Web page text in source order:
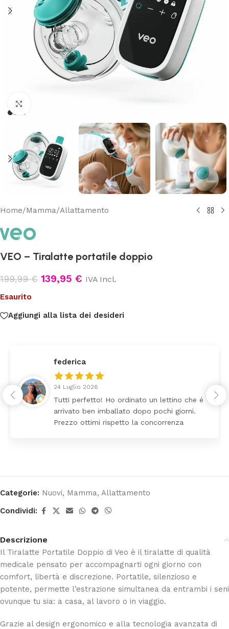
Home/Mamma/Allattamento
VEO – Tiralatte portatile doppio
199,99€ 139,95 € IVA Incl.
Esaurito
Aggiungi alla lista dei desideri
federica
24 Luglio 2026
Tutti perfetto! Ho ordinato un lettino che é
arrivato ben imballato dopo pochi giorni.
Prezzo ottimi rispetto la concorrenza
Categorie: Nuovi, Mamma, Allattamento
Condividi:
Descrizione
Il Tiralatte Portatile Doppio di Veo è il tiralatte di qualità
medicale pensato per accompagnarti ogni giorno con
comfort, libertà e discrezione. Portatile, silenzioso e
potente, permette l’estrazione simultanea da entrambi i seni
ovunque tu sia: a casa, al lavoro o in viaggio.
Grazie al design ergonomico e alla tecnologia avanzata di